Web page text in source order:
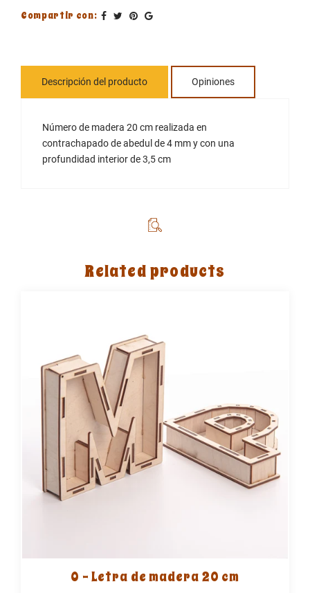
Compartir con:
Descripción del producto Opiniones
Número de madera 20 cm realizada en
contrachapado de abedul de 4 mm y con una
profundidad interior de 3,5 cm
Related products
O - Letra de madera 20 cm